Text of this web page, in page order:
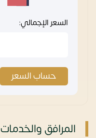
السعر الإجمالي:
حساب السعر
المرافق والخدمات